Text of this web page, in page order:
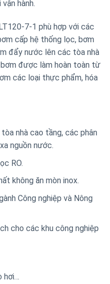
hành.
7-1 phù hợp với các
cấp hệ thống lọc, bơm
đẩy nước lên các tòa nhà
được làm hoàn toàn từ
các loại thực phẩm, hóa
nhà cao tầng, các phân
nguồn nước.
RO.
không ăn mòn inox.
Công nghiệp và Nông
cho các khu công nghiệp
hơi…